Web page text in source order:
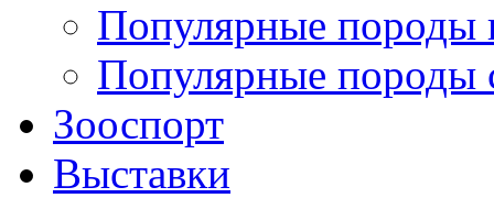
Популярные породы
Популярные породы
Зооспорт
Выставки